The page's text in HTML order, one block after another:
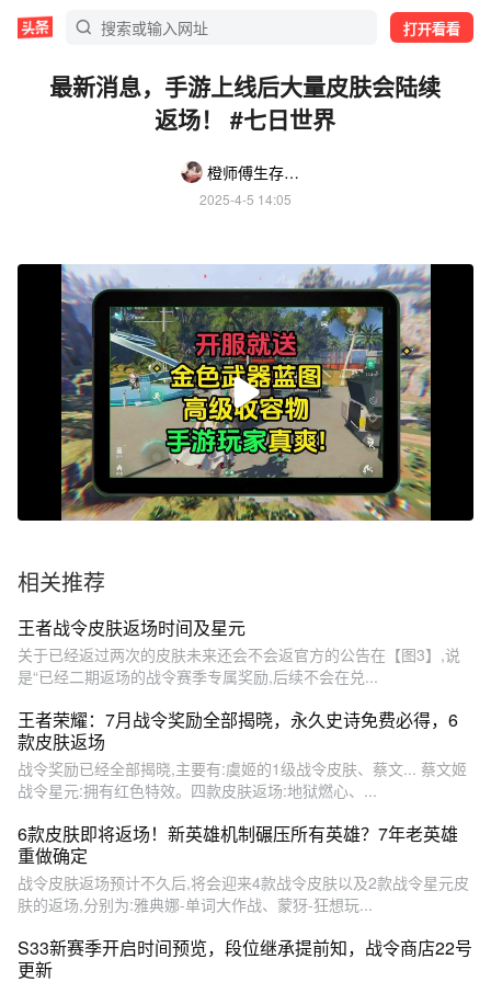
打开看看
最新消息，手游上线后大量皮肤会陆续
返场！ #七日世界
橙师傅生存手游
2025-4-5 14:05
相关推荐
王者战令皮肤返场时间及星元
关于已经返过两次的皮肤未来还会不会返官方的公告在【图3】,说
是“已经二期返场的战令赛季专属奖励,后续不会在兑...
王者荣耀：7月战令奖励全部揭晓，永久史诗免费必得，6
款皮肤返场
战令奖励已经全部揭晓,主要有:虞姬的1级战令皮肤、蔡文... 蔡文姬
战令星元:拥有红色特效。四款皮肤返场:地狱燃心、...
6款皮肤即将返场！新英雄机制碾压所有英雄？7年老英雄
重做确定
战令皮肤返场预计不久后,将会迎来4款战令皮肤以及2款战令星元皮
肤的返场,分别为:雅典娜-单词大作战、蒙犽-狂想玩...
S33新赛季开启时间预览，段位继承提前知，战令商店22号
更新